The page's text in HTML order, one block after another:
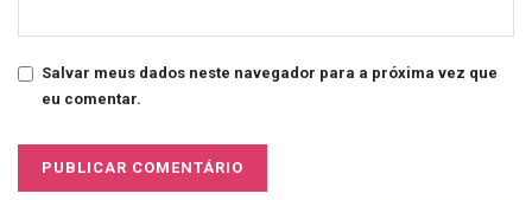
Salvar meus dados neste navegador para a próxima vez que
eu comentar.